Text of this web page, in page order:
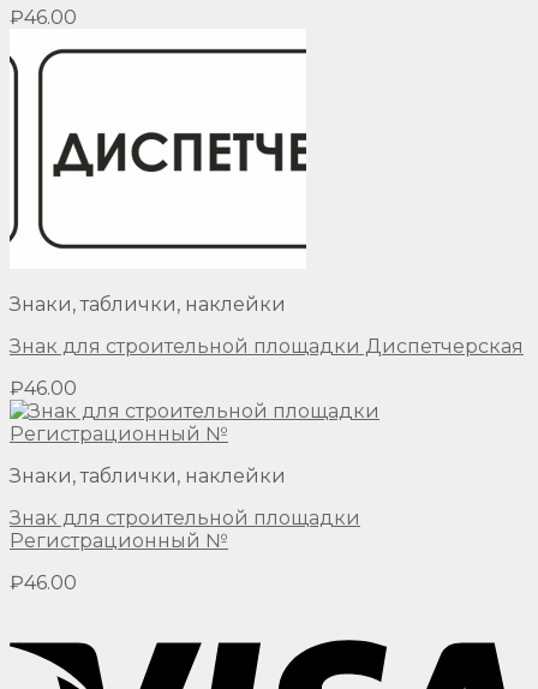
₽46.00
Знаки, таблички, наклейки
Знак для строительной площадки Диспетчерская
₽46.00
Знаки, таблички, наклейки
Знак для строительной площадки
Регистрационный №
₽46.00